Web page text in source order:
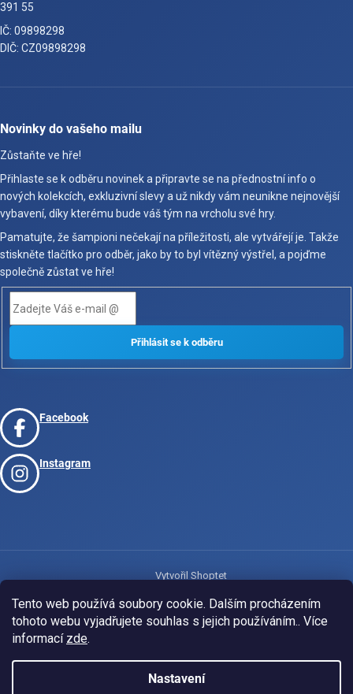
Tento web používá soubory cookie. Dalším procházením
tohoto webu vyjadřujete souhlas s jejich používáním.. Více
informací zde.
Nastavení
391 55
IČ: 09898298
DIČ: CZ09898298
Novinky do vašeho mailu
Zůstaňte ve hře!
Přihlaste se k odběru novinek a připravte se na přednostní info o
nových kolekcích, exkluzivní slevy a už nikdy vám neunikne nejnovější
vybavení, díky kterému bude váš tým na vrcholu své hry.
Pamatujte, že šampioni nečekají na příležitosti, ale vytvářejí je. Takže
stiskněte tlačítko pro odběr, jako by to byl vítězný výstřel, a pojďme
společně zůstat ve hře!
Facebook
Instagram
Vytvořil Shoptet
Copyright 2026www.josport.cz. Všechna práva vyhrazena.